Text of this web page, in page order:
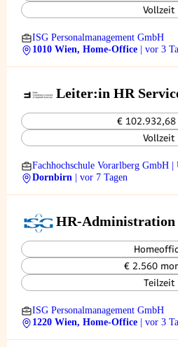
Vollzeit
ISG Personalmanagement GmbH
1010 Wien, Home-Office
| vor 3
Leiter:in HR
€ 102.932,68
Vollzeit
Fachhochschule Vorarlberg GmbH
Sciences
Dornbirn | vor 7 Tagen
HR-Administration
€ 2.560
Teilzeit
ISG Personalmanagement GmbH
1220 Wien, Home-Office
| vor 3